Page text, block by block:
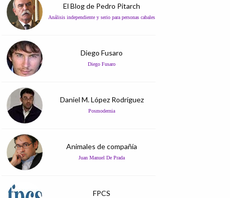
El Blog de Pedro Pitarch
Análisis independiente y serio para personas cabales
Diego Fusaro
Diego Fusaro
Daniel M. López Rodríguez
Posmodernia
Animales de compañía
Juan Manuel De Prada
FPCS